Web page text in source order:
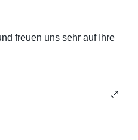
freuen uns sehr auf Ihre